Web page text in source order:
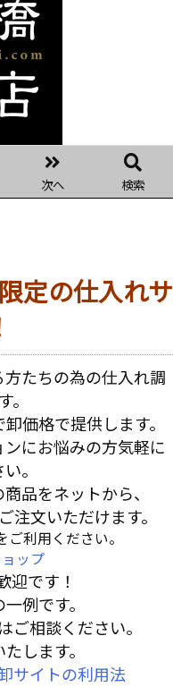
次へ 検索
定の仕入れサ
たちの為の仕入れ調
。
価格で提供します。
にお悩みの方気軽に
。
品をネットから、
注文いただけます。
利用ください。
ップ
迎です！
例です。
ご相談ください。
します。
サイトの利用法